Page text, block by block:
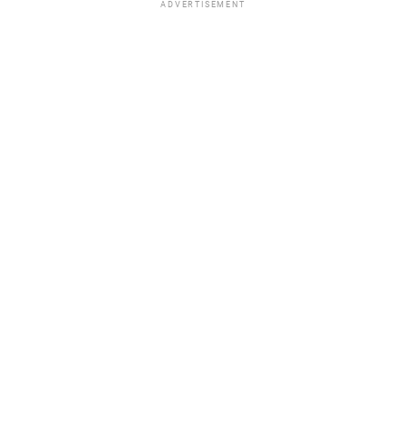
ADVERTISEMENT